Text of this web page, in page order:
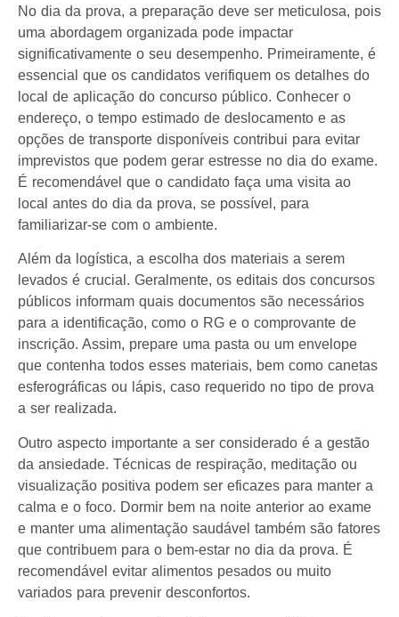
No dia da prova, a preparação deve ser meticulosa, pois
uma abordagem organizada pode impactar
significativamente o seu desempenho. Primeiramente, é
essencial que os candidatos verifiquem os detalhes do
local de aplicação do concurso público. Conhecer o
endereço, o tempo estimado de deslocamento e as
opções de transporte disponíveis contribui para evitar
imprevistos que podem gerar estresse no dia do exame.
É recomendável que o candidato faça uma visita ao
local antes do dia da prova, se possível, para
familiarizar-se com o ambiente.
Além da logística, a escolha dos materiais a serem
levados é crucial. Geralmente, os editais dos concursos
públicos informam quais documentos são necessários
para a identificação, como o RG e o comprovante de
inscrição. Assim, prepare uma pasta ou um envelope
que contenha todos esses materiais, bem como canetas
esferográficas ou lápis, caso requerido no tipo de prova
a ser realizada.
Outro aspecto importante a ser considerado é a gestão
da ansiedade. Técnicas de respiração, meditação ou
visualização positiva podem ser eficazes para manter a
calma e o foco. Dormir bem na noite anterior ao exame
e manter uma alimentação saudável também são fatores
que contribuem para o bem-estar no dia da prova. É
recomendável evitar alimentos pesados ou muito
variados para prevenir desconfortos.